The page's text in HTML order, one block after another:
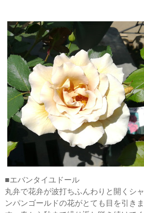
■エバンタイユドール
丸弁で花弁が波打ちふんわりと開くシャ
ンパンゴールドの花がとても目を引きま